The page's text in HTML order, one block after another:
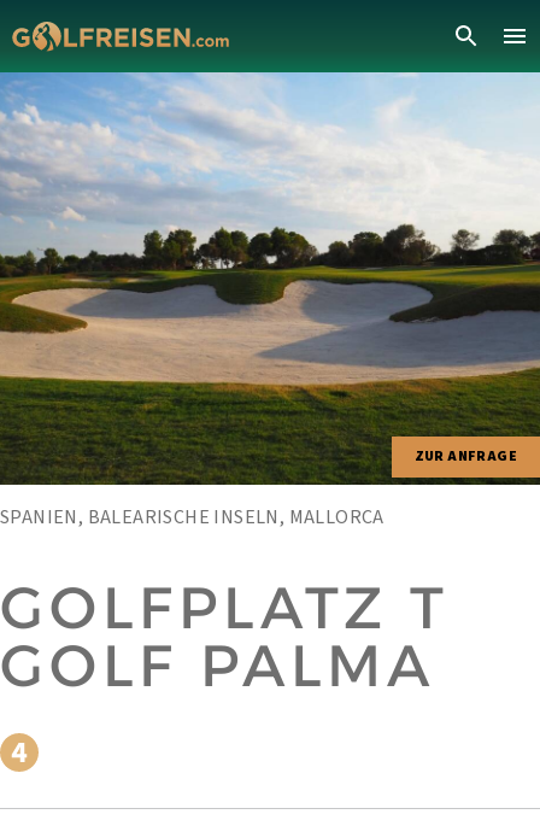
ZUR ANFRAGE
SPANIEN, BALEARISCHE INSELN, MALLORCA
GOLFPLATZ T
GOLF PALMA